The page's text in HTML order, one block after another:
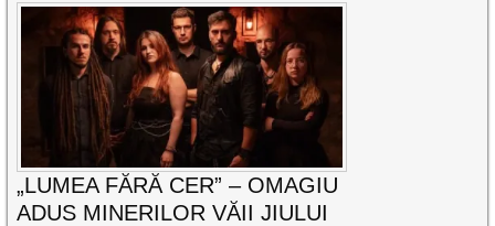
„LUMEA FĂRĂ CER” – OMAGIU
ADUS MINERILOR VĂII JIULUI